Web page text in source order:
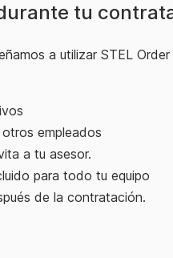
tu
a utilizar STEL
empleados
a tu asesor.
para todo tu equipo
de la contratación.